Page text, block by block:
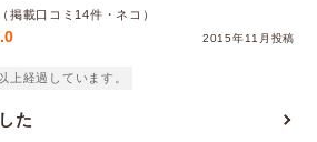
掲載口コミ14件・ネコ）
2015年11月投稿
上経過しています。
た